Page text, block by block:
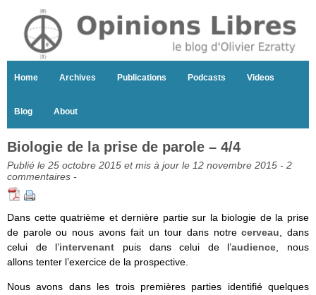
Home Archives Publications Podcasts Videos
Blog About
Biologie de la prise de parole – 4/4
Publié le 25 octobre 2015 et mis à jour le 12 novembre 2015 - 2
commentaires -
Dans cette quatrième et dernière partie sur la biologie de la prise
de parole ou nous avons fait un tour dans notrecerveau , dans
celui de l’intervenant puis dans celui de l’audience , nous
allons tenter l’exercice de la prospective.
Nous avons dans les trois premières parties identifié quelques